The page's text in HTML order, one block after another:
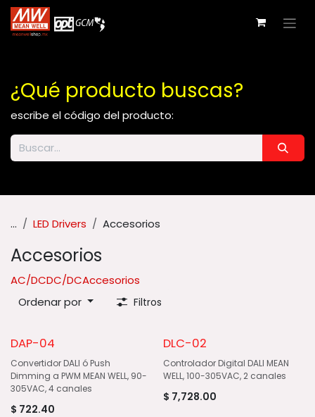
Ir al contenido
¿Qué producto buscas?
escribe el código del producto:
... LED Drivers Accesorios
Accesorios
AC/DCDC/DCAccesorios
Ordenar por
Filtros
DAP-04
Convertidor DALI ó Push
Dimming a PWM MEAN WELL, 90-
305VAC, 4 canales
$ 722.40
DLC-02
Controlador Digital DALI MEAN
WELL, 100-305VAC, 2 canales
$ 7,728.00